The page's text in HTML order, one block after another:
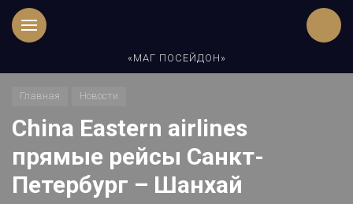
«МАГ ПОСЕЙДОН»
Главная Новости
China Eastern airlines
прямые рейсы Санкт-
Петербург – Шанхай